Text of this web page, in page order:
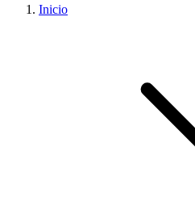
Inicio